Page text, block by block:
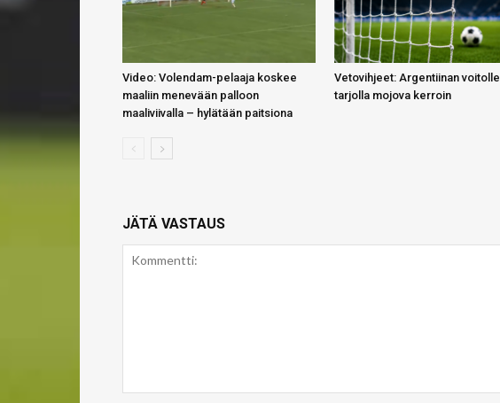
Video: Volendam-pelaaja koskee
maaliin menevään palloon
maaliviivalla – hylätään paitsiona
Vetovihjeet: Argentiinan voitolle
tarjolla mojova kerroin
JÄTÄ VASTAUS